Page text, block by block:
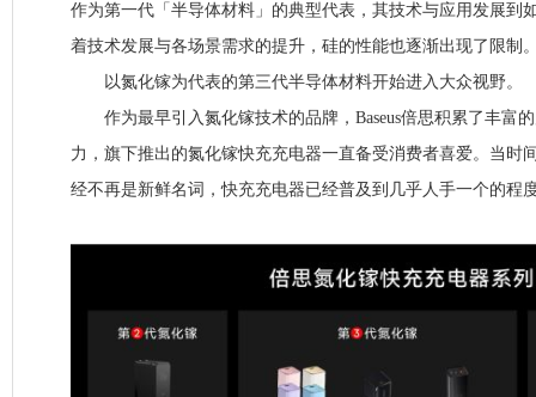
作为第一代「半导体材料」的典型代表，其技术与应用发展到
着技术发展与各场景需求的提升，硅的性能也逐渐出现了限制
以氮化镓为代表的第三代半导体材料开始进入大众视野。
作为最早引入氮化镓技术的品牌，Baseus倍思积累了丰富
力，旗下推出的氮化镓快充充电器一直备受消费者喜爱。当时
经不再是新鲜名词，快充充电器已经普及到几乎人手一个的程